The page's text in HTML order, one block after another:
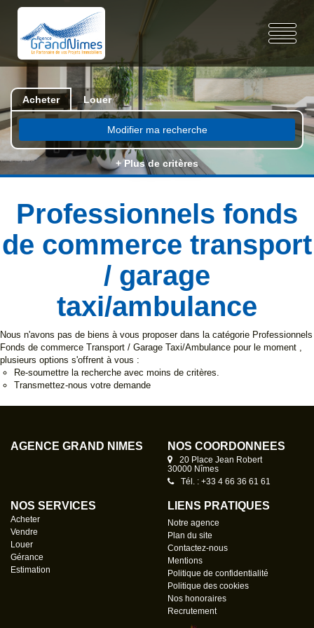
Acheter Louer
Modifier ma recherche
+ Plus de critères
Professionnels fonds
de commerce transport
/ garage
taxi/ambulance
Nous n'avons pas de biens à vous proposer dans la catégorie Professionnels
Fonds de commerce Transport / Garage Taxi/Ambulance pour le moment ,
plusieurs options s'offrent à vous :
Re-soumettre la recherche avec moins de critères.
Transmettez-nous votre demande
AGENCE GRAND NÎMES NOS COORDONNÉES
20 Place Jean Robert
30000 Nîmes
Tél. : +33 4 66 36 61 61
NOS SERVICES
Acheter
Vendre
Louer
Gérance
Estimation
LIENS PRATIQUES
Notre agence
Plan du site
Contactez-nous
Mentions
Politique de confidentialité
Politique des cookies
Nos honoraires
Recrutement